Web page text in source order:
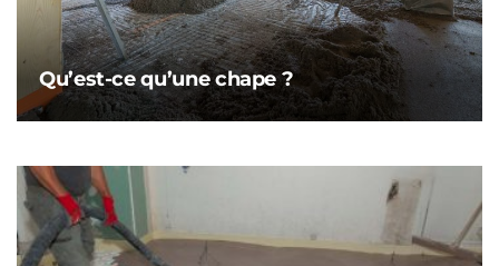
Qu’est-ce qu’une chape ?